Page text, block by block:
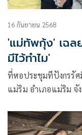
16 กันยายน 2568
'แม่ทัพกุ้ง' เฉล
มีไว้ทำไม'
ที่หอประชุมทีปังกรรัศ
แม่ริม อำเภอแม่ริม จั